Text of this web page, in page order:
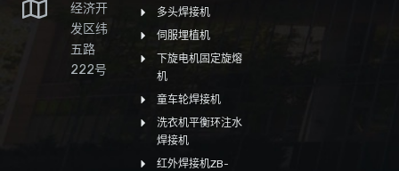
经济开
发区纬
五路
222号
多头焊接机
伺服埋植机
下旋电机固定旋熔
机
童车轮焊接机
洗衣机平衡环注水
焊接机
红外焊接机ZB-